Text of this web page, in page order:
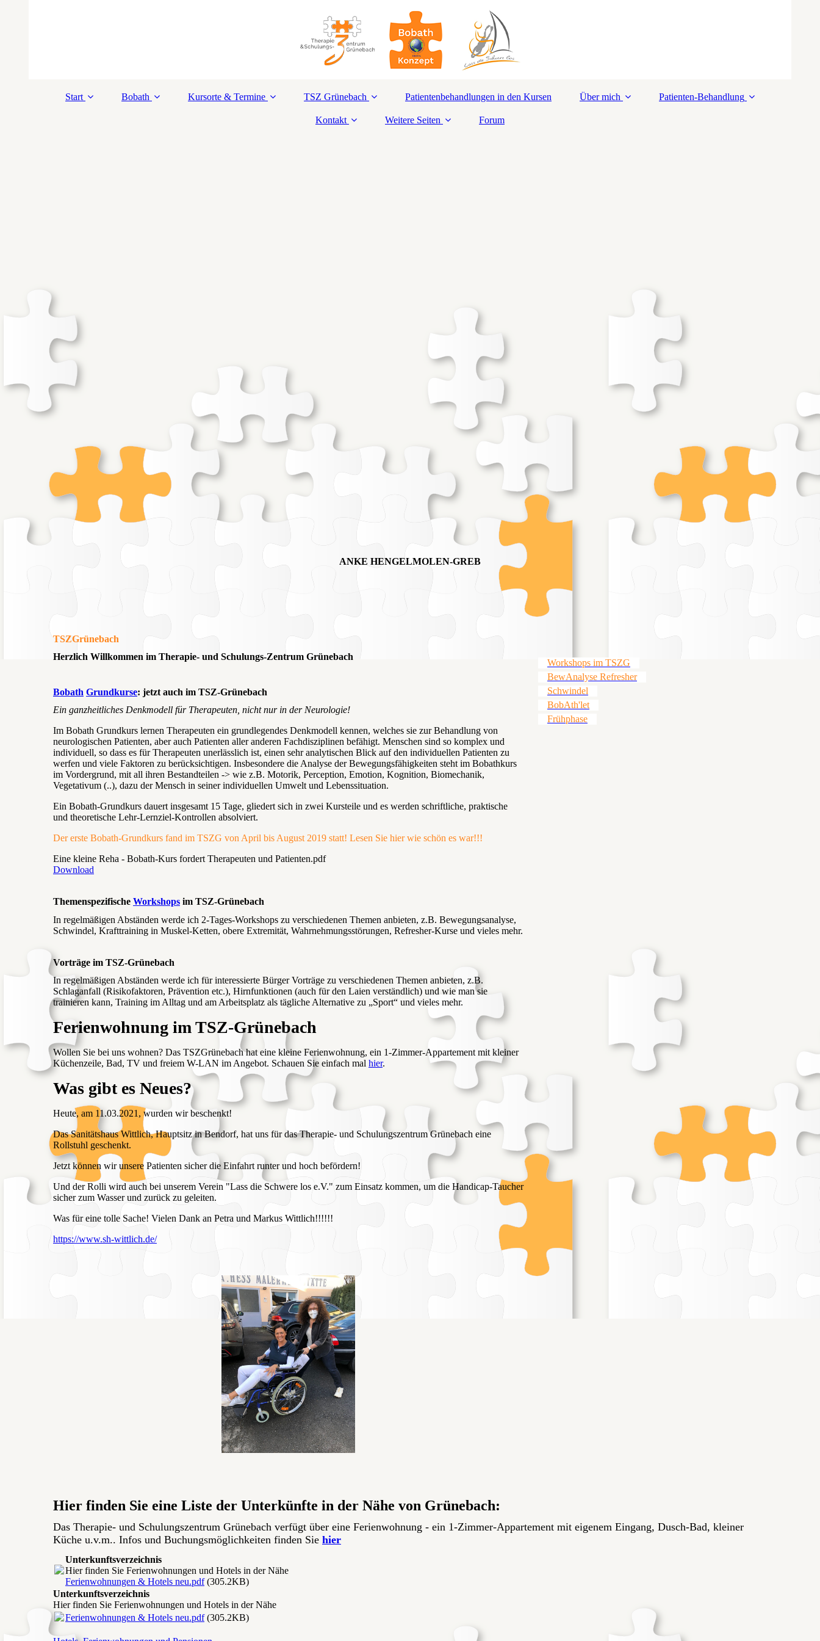
Start Bobath Kursorte & Termine TSZ Grünebach Patientenbehandlungen in den Kursen Über mich Patienten-Behandlung
Kontakt Weitere Seiten Forum
ANKE HENGELMOLEN-GREB
TSZGrünebach
Herzlich Willkommen im Therapie- und Schulungs-Zentrum Grünebach
Bobath Grundkurse: jetzt auch im TSZ-Grünebach
Ein ganzheitliches Denkmodell für Therapeuten, nicht nur in der Neurologie!
Im Bobath Grundkurs lernen Therapeuten ein grundlegendes Denkmodell kennen, welches sie zur Behandlung von
neurologischen Patienten, aber auch Patienten aller anderen Fachdisziplinen befähigt. Menschen sind so komplex und
individuell, so dass es für Therapeuten unerlässlich ist, einen sehr analytischen Blick auf den individuellen Patienten zu
werfen und viele Faktoren zu berücksichtigen. Insbesondere die Analyse der Bewegungsfähigkeiten steht im Bobathkurs
im Vordergrund, mit all ihren Bestandteilen -> wie z.B. Motorik, Perception, Emotion, Kognition, Biomechanik,
Vegetativum (..), dazu der Mensch in seiner individuellen Umwelt und Lebenssituation.
Ein Bobath-Grundkurs dauert insgesamt 15 Tage, gliedert sich in zwei Kursteile und es werden schriftliche, praktische
und theoretische Lehr-Lernziel-Kontrollen absolviert.
Der erste Bobath-Grundkurs fand im TSZG von April bis August 2019 statt! Lesen Sie hier wie schön es war!!!
Eine kleine Reha - Bobath-Kurs fordert Therapeuten und Patienten.pdf
Download
Themenspezifische Workshops im TSZ-Grünebach
In regelmäßigen Abständen werde ich 2-Tages-Workshops zu verschiedenen Themen anbieten, z.B. Bewegungsanalyse,
Schwindel, Krafttraining in Muskel-Ketten, obere Extremität, Wahrnehmungsstörungen, Refresher-Kurse und vieles mehr.
Vorträge im TSZ-Grünebach
In regelmäßigen Abständen werde ich für interessierte Bürger Vorträge zu verschiedenen Themen anbieten, z.B.
Schlaganfall (Risikofaktoren, Prävention etc.), Hirnfunktionen (auch für den Laien verständlich) und wie man sie
trainieren kann, Training im Alltag und am Arbeitsplatz als tägliche Alternative zu „Sport“ und vieles mehr.
Ferienwohnung im TSZ-Grünebach
Wollen Sie bei uns wohnen? Das TSZGrünebach hat eine kleine Ferienwohnung, ein 1-Zimmer-Appartement mit kleiner
Küchenzeile, Bad, TV und freiem W-LAN im Angebot. Schauen Sie einfach mal hier.
Was gibt es Neues?
Heute, am 11.03.2021, wurden wir beschenkt!
Das Sanitätshaus Wittlich, Hauptsitz in Bendorf, hat uns für das Therapie- und Schulungszentrum Grünebach eine
Rollstuhl geschenkt.
Jetzt können wir unsere Patienten sicher die Einfahrt runter und hoch befördern!
Und der Rolli wird auch bei unserem Verein "Lass die Schwere los e.V." zum Einsatz kommen, um die Handicap-Taucher
sicher zum Wasser und zurück zu geleiten.
Was für eine tolle Sache! Vielen Dank an Petra und Markus Wittlich!!!!!!
https://www.sh-wittlich.de/
Workshops im TSZG
BewAnalyse Refresher
Schwindel
BobAth'let
Frühphase
Hier finden Sie eine Liste der Unterkünfte in der Nähe von Grünebach:
Das Therapie- und Schulungszentrum Grünebach verfügt über eine Ferienwohnung - ein 1-Zimmer-Appartement mit eigenem Eingang, Dusch-Bad, kleiner
Küche u.v.m.. Infos und Buchungsmöglichkeiten finden Sie hier
Unterkunftsverzeichnis
Hier finden Sie Ferienwohnungen und Hotels in der Nähe
Ferienwohnungen & Hotels neu.pdf(305.2KB)
Unterkunftsverzeichnis
Hier finden Sie Ferienwohnungen und Hotels in der Nähe
Ferienwohnungen & Hotels neu.pdf(305.2KB)